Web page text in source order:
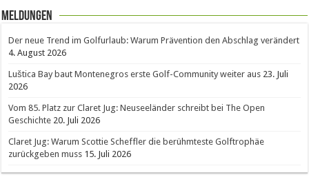
Meldungen
Der neue Trend im Golfurlaub: Warum Prävention den Abschlag verändert
4. August 2026
Luštica Bay baut Montenegros erste Golf-Community weiter aus 23. Juli
2026
Vom 85. Platz zur Claret Jug: Neuseeländer schreibt bei The Open
Geschichte 20. Juli 2026
Claret Jug: Warum Scottie Scheffler die berühmteste Golftrophäe
zurückgeben muss 15. Juli 2026